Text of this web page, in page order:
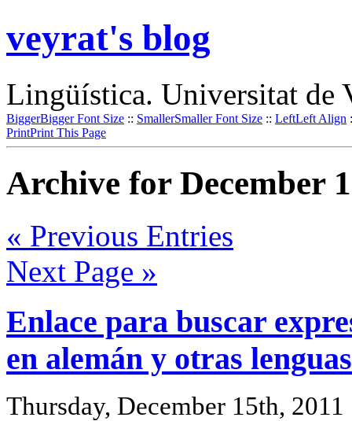
veyrat's blog
Lingüística. Universitat de
BiggerBigger Font Size :: SmallerSmaller Font Size :: LeftLeft Align
PrintPrint This Page
Archive for December
« Previous Entries
Next Page »
Enlace para buscar
en alemán y otras lenguas
Thursday, December 15th, 2011